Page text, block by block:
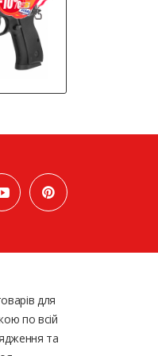
для
по всій
та